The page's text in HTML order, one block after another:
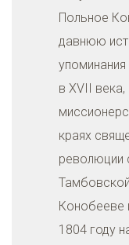
Польное
давнюю
в XVII
краях
революции
Конобееве
1804 году